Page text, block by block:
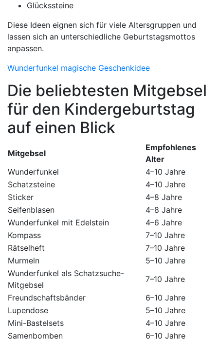
Glückssteine
Diese Ideen eignen sich für viele Altersgruppen und
lassen sich an unterschiedliche Geburtstagsmottos
anpassen.
Wunderfunkel magische Geschenkidee
Die beliebtesten Mitgebsel
für den Kindergeburtstag
auf einen Blick
Mitgebsel
Empfohlenes
Alter
Wunderfunkel
4–10 Jahre
Schatzsteine
4–10 Jahre
Sticker
4–8 Jahre
Seifenblasen
4–8 Jahre
Wunderfunkel mit Edelstein
4–6 Jahre
Kompass
7–10 Jahre
Rätselheft
7–10 Jahre
Murmeln
5–10 Jahre
Wunderfunkel als Schatzsuche-
Mitgebsel
7–10 Jahre
Freundschaftsbänder
6–10 Jahre
Lupendose
5–10 Jahre
Mini-Bastelsets
4–10 Jahre
Samenbomben
6–10 Jahre